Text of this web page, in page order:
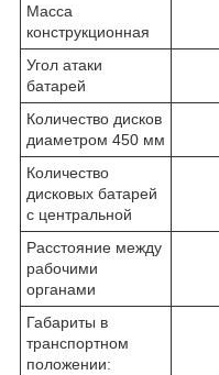
Масса
конструкционная
Угол атаки
батарей
Количество дисков
диаметром 450 мм
Количество
дисковых батарей
с центральной
Расстояние между
рабочими
органами
Габариты в
транспортном
положении: